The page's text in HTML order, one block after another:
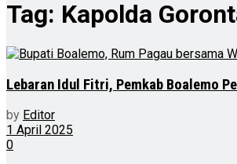
Tag: Kapolda
Lebaran Idul Fitri, Pemkab Boalemo
by Editor
1 April 2025
0